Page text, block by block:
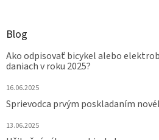
Blog
Ako odpisovať bicykel alebo
daniach v roku 2025?
16.06.2025
Sprievodca prvým poskladaním
13.06.2025